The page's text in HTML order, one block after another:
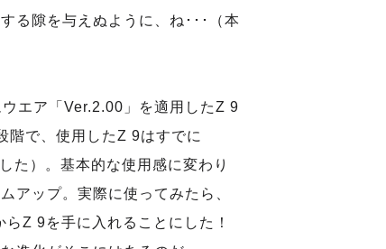
る隙を与えぬように、ね･･･（本
エア「Ver.2.00」を適用したZ 9
階で、使用したZ 9はすでに
た）。基本的な使用感に変わり
アップ。実際に使ってみたら、
Z 9を手に入れることにした！